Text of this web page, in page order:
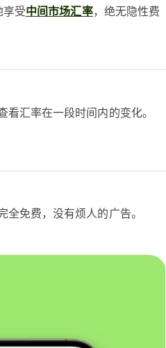
享受中间市场汇率，绝无隐性费
看汇率在一段时间内的变化。
全免费，没有烦人的广告。